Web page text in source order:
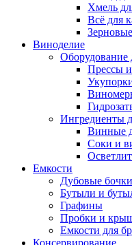
Хмель
Всё для
Виноделие
Оборудование
Прессы
Ингредиенты
Винные
Соки и
Емкости
Дубовые
Бутыли и
Графины
Пробки и
Емкости для
Консервирование